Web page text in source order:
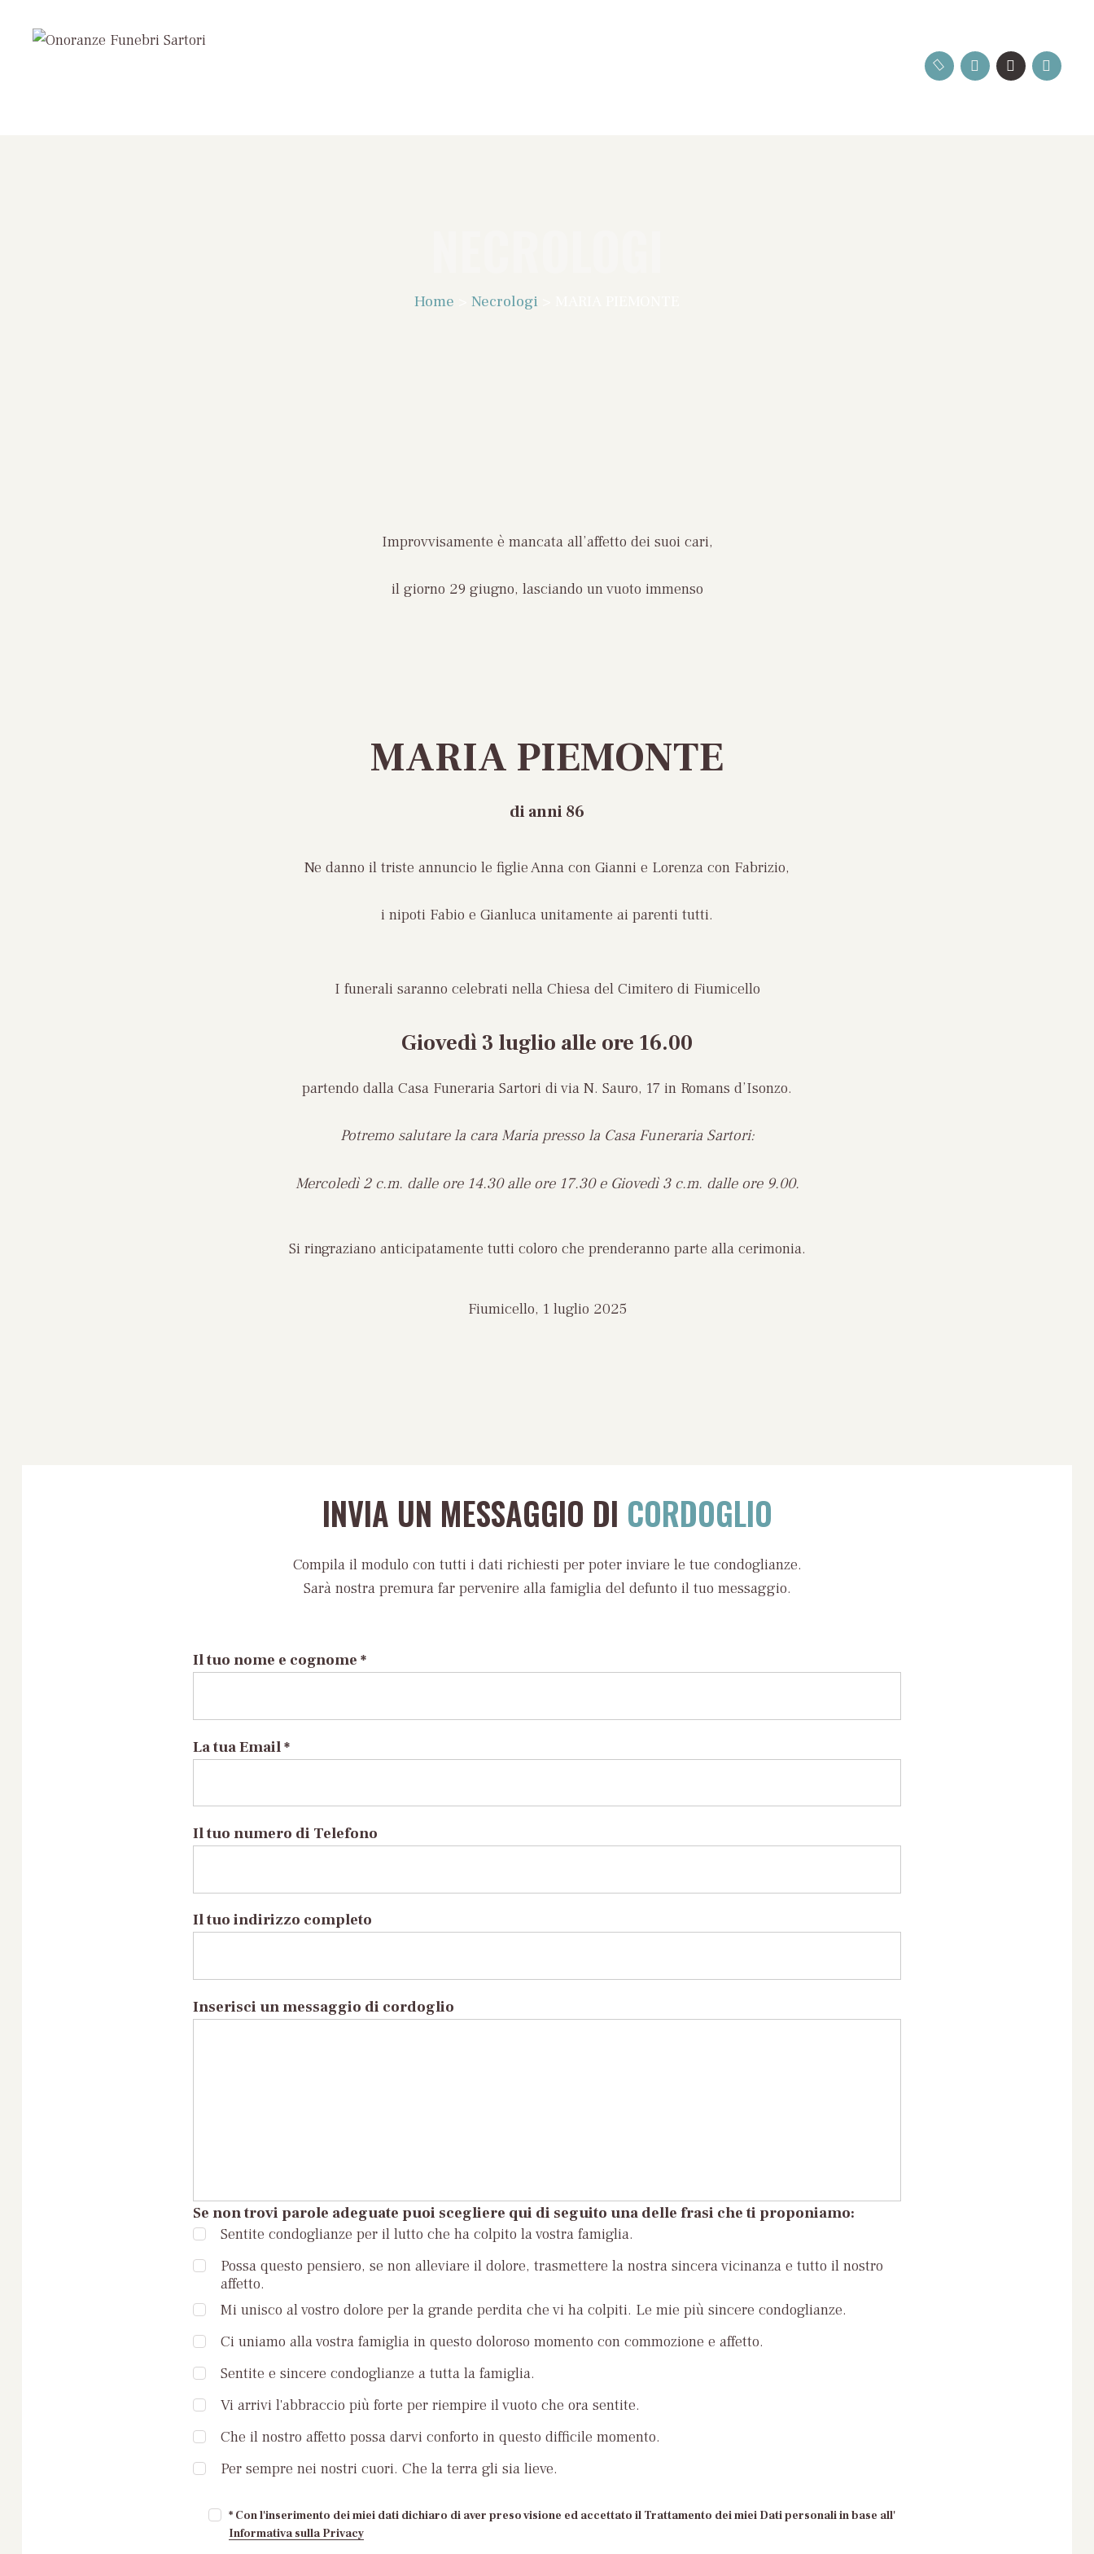
Home Necrologi
Improvvisamente è mancata all’affetto dei suoi cari,
il giorno 29 giugno, lasciando un vuoto immenso
MARIA PIEMONTE
di anni 86
Ne danno il triste annuncio le figlie Anna con Gianni e Lorenza con Fabrizio,
i nipoti Fabio e Gianluca unitamente ai parenti tutti.
I funerali saranno celebrati nella Chiesa del Cimitero di Fiumicello
Giovedì 3 luglio alle ore 16.00
partendo dalla Casa Funeraria Sartori di via N. Sauro, 17 in Romans d’Isonzo.
Potremo salutare la cara Maria presso la Casa Funeraria Sartori:
Mercoledì 2 c.m. dalle ore 14.30 alle ore 17.30 e Giovedì 3 c.m. dalle ore 9.00.
Si ringraziano anticipatamente tutti coloro che prenderanno parte alla cerimonia.
Fiumicello, 1 luglio 2025
INVIA UN MESSAGGIO DI CORDOGLIO
Compila il modulo con tutti i dati richiesti per poter inviare le tue condoglianze.
Sarà nostra premura far pervenire alla famiglia del defunto il tuo messaggio.
Il tuo nome e cognome *
La tua Email *
Il tuo numero di Telefono
Il tuo indirizzo completo
Inserisci un messaggio di cordoglio
Se non trovi parole adeguate puoi scegliere qui di seguito una delle frasi che ti proponiamo:
Sentite condoglianze per il lutto che ha colpito la vostra famiglia.
Possa questo pensiero, se non alleviare il dolore, trasmettere la nostra sincera vicinanza e tutto il nostro
affetto.
Mi unisco al vostro dolore per la grande perdita che vi ha colpiti. Le mie più sincere condoglianze.
Ci uniamo alla vostra famiglia in questo doloroso momento con commozione e affetto.
Sentite e sincere condoglianze a tutta la famiglia.
Vi arrivi l'abbraccio più forte per riempire il vuoto che ora sentite.
Che il nostro affetto possa darvi conforto in questo difficile momento.
Per sempre nei nostri cuori. Che la terra gli sia lieve.
* Con l'inserimento dei miei dati dichiaro di aver preso visione ed accettato il Trattamento dei miei Dati personali in base all'
Informativa sulla Privacy